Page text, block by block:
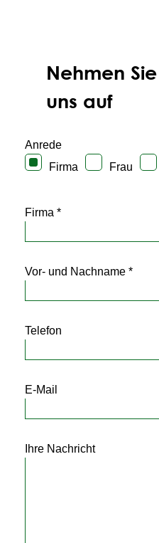
Nehmen
uns auf
Anrede
Firma
Frau
Firma *
Vor- und Nachname *
Telefon
E-Mail
Ihre Nachricht